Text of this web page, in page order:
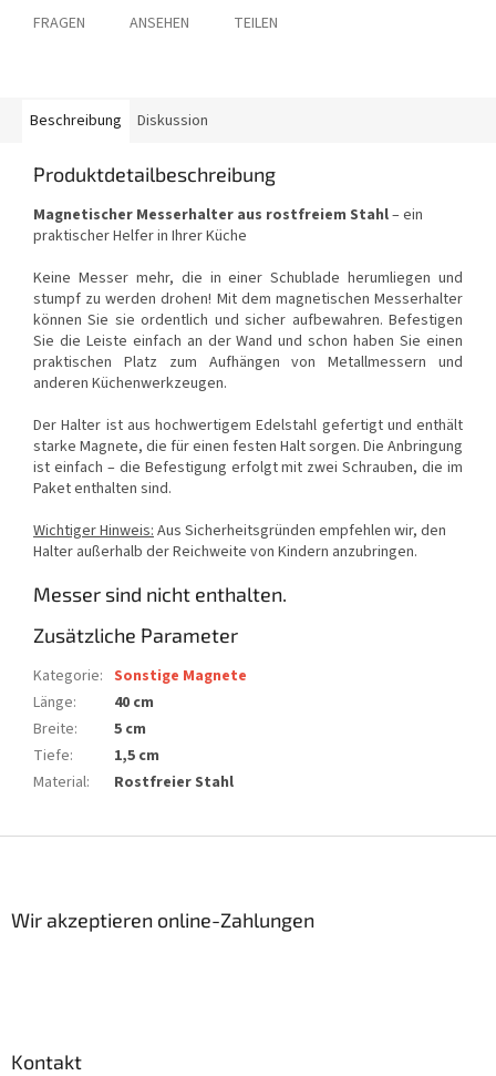
FRAGEN ANSEHEN TEILEN
Beschreibung Diskussion
Produktdetailbeschreibung
Magnetischer Messerhalter aus rostfreiem Stahl– ein
praktischer Helfer in Ihrer Küche
Keine Messer mehr, die in einer Schublade herumliegen und
stumpf zu werden drohen! Mit dem magnetischen Messerhalter
können Sie sie ordentlich und sicher aufbewahren. Befestigen
Sie die Leiste einfach an der Wand und schon haben Sie einen
praktischen Platz zum Aufhängen von Metallmessern und
anderen Küchenwerkzeugen.
Der Halter ist aus hochwertigem Edelstahl gefertigt und enthält
starke Magnete, die für einen festen Halt sorgen. Die Anbringung
ist einfach – die Befestigung erfolgt mit zwei Schrauben, die im
Paket enthalten sind.
Wichtiger Hinweis:Aus Sicherheitsgründen empfehlen wir, den
Halter außerhalb der Reichweite von Kindern anzubringen.
Messer sind nicht enthalten.
Zusätzliche Parameter
Kategorie: Sonstige Magnete
Länge:
40 cm
Breite:
5 cm
Tiefe:
1,5 cm
Material: Rostfreier Stahl
Wir akzeptieren online-Zahlungen
Kontakt